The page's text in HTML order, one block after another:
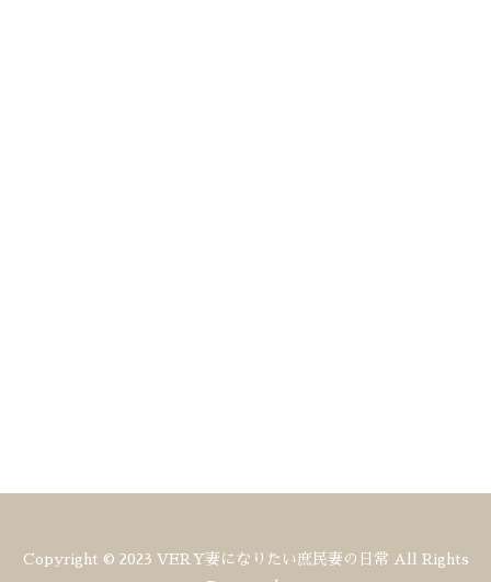
Copyright © 2023 VERY妻になりたい庶民妻の日常 All Rights